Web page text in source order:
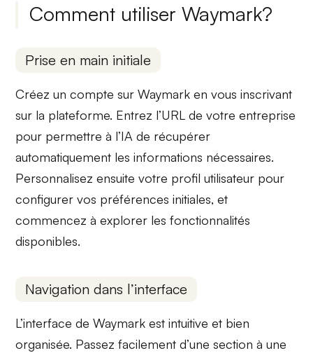
Comment utiliser Waymark?
Prise en main initiale
Créez un compte sur Waymark en vous inscrivant
sur la plateforme. Entrez l’URL de votre entreprise
pour permettre à l’IA de récupérer
automatiquement les informations nécessaires.
Personnalisez ensuite votre profil utilisateur pour
configurer vos préférences initiales, et
commencez à explorer les fonctionnalités
disponibles.
Navigation dans l’interface
L’interface de Waymark estintuitive et bien
organisée. Passez facilement d’une section à une